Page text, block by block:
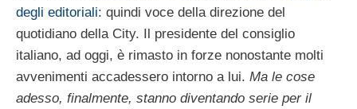
degli editoriali: quindi voce della direzione del
quotidiano della City. Il presidente del consiglio
italiano, ad oggi, è rimasto in forze nonostante molti
avvenimenti accadessero intorno a lui. Ma le cose
adesso, finalmente, stanno diventando serie per il